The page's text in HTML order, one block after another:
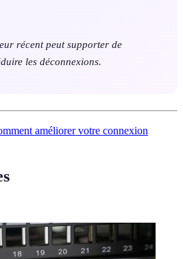
récent peut supporter de
les déconnexions.
améliorer votre connexion